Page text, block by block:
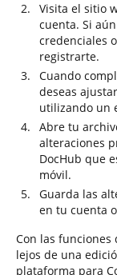
Visita el sitio
cuenta. Si
credenciales
registrarte.
Cuando
deseas
utilizando un
Abre tu
alteraciones
DocHub que
móvil.
Guarda las
en tu cuenta
Con las funciones
lejos de una
plataforma para